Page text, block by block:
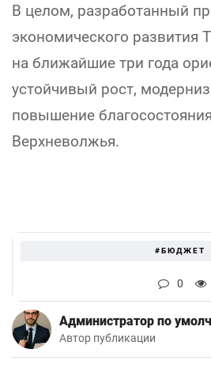
В целом, разработанный
экономического развития
на ближайшие три года
устойчивый рост,
повышение
Верхневолжья.
#БЮДЖЕТ
0
Администратор по
Автор публикации